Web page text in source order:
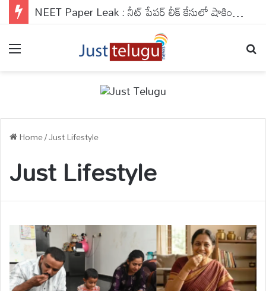
NEET Paper Leak : నీట్ పేపర్ లీక్ కేసులో షాకింగ్ నిజాలు ..మాస్టర్ మైండ్స్‌తో ప్రూఫ్ రీడర్ల స్కెచ్
Home/Just Lifestyle
Just Lifestyle